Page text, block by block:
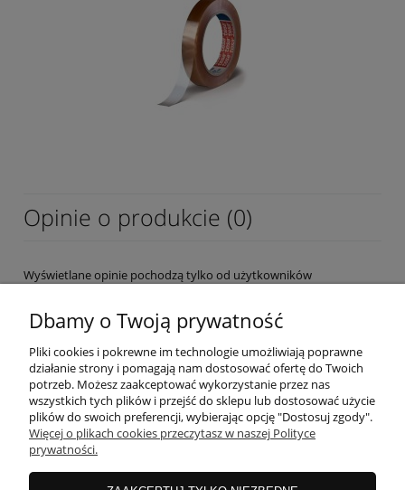
Opinie o produkcie (0)
Wyświetlane opinie pochodzą tylko od użytkowników
OBSŁUGA KLIENTA
MOJE KONTO
Dbamy o Twoją prywatność
Pliki cookies i pokrewne im technologie umożliwiają poprawne
działanie strony i pomagają nam dostosować ofertę do Twoich
potrzeb. Możesz zaakceptować wykorzystanie przez nas
wszystkich tych plików i przejść do sklepu lub dostosować użycie
plików do swoich preferencji, wybierając opcję "Dostosuj zgody".
Więcej o plikach cookies przeczytasz w naszej Polityce
prywatności.